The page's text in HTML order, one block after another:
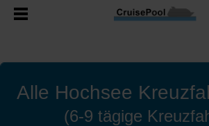
Alle Hochsee
(6-9 tägige